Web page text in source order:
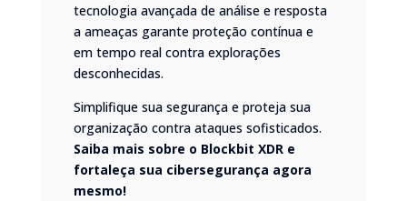
tecnologia avançada de análise e resposta
a ameaças garante proteção contínua e
em tempo real contra explorações
desconhecidas.
Simplifique sua segurança e proteja sua
organização contra ataques sofisticados.
Saiba mais sobre o Blockbit XDRe
fortaleça sua cibersegurança agora
mesmo!